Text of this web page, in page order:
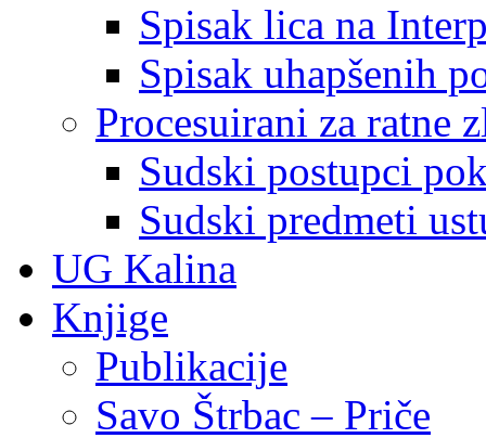
Spisak lica na
Spisak uhapšenih
Procesuirani za ratne
Sudski postupci
Sudski predmeti
UG Kalina
Knjige
Publikacije
Savo Štrbac – Priče